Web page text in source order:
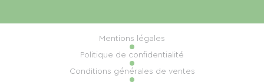
Mentions légales
Politique de confidentialité
Conditions générales de ventes